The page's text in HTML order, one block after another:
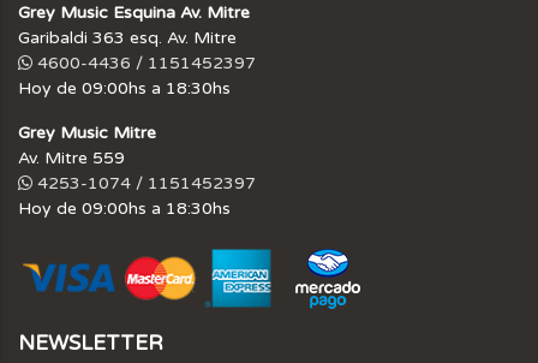
Grey Music Esquina Av. Mitre
Garibaldi 363 esq. Av. Mitre
4600-4436 / 1151452397
Hoy de 09:00hs a 18:30hs
Grey Music Mitre
Av. Mitre 559
4253-1074 / 1151452397
Hoy de 09:00hs a 18:30hs
NEWSLETTER